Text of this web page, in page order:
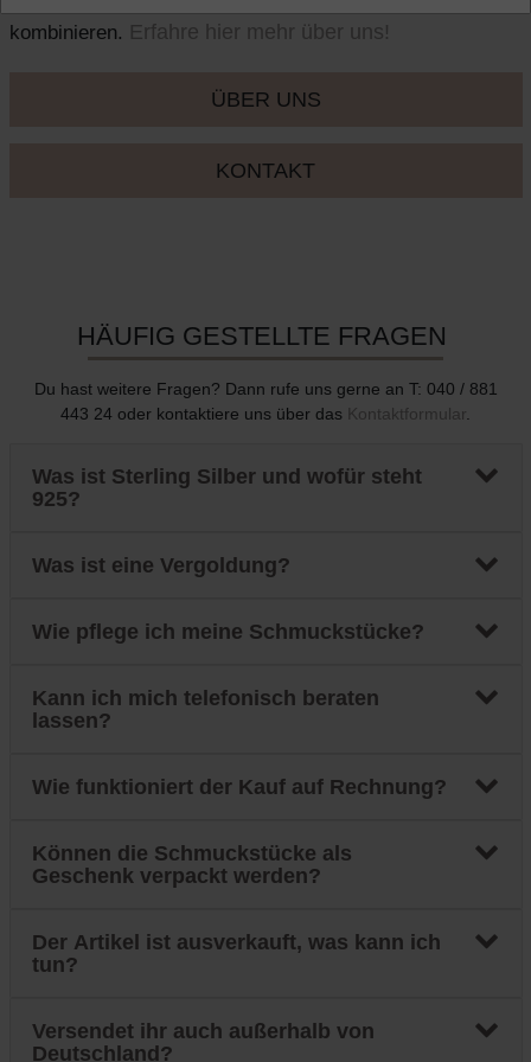
kombinieren. Erfahre hier mehr über uns!
ÜBER UNS
KONTAKT
HÄUFIG GESTELLTE FRAGEN
Du hast weitere Fragen? Dann rufe uns gerne an T: 040 / 881
443 24 oder kontaktiere uns über das Kontaktformular.
Was ist Sterling Silber und wofür steht
925?
Was ist eine Vergoldung?
Wie pflege ich meine Schmuckstücke?
Kann ich mich telefonisch beraten
lassen?
Wie funktioniert der Kauf auf Rechnung?
Können die Schmuckstücke als
Geschenk verpackt werden?
Der Artikel ist ausverkauft, was kann ich
tun?
Versendet ihr auch außerhalb von
Deutschland?